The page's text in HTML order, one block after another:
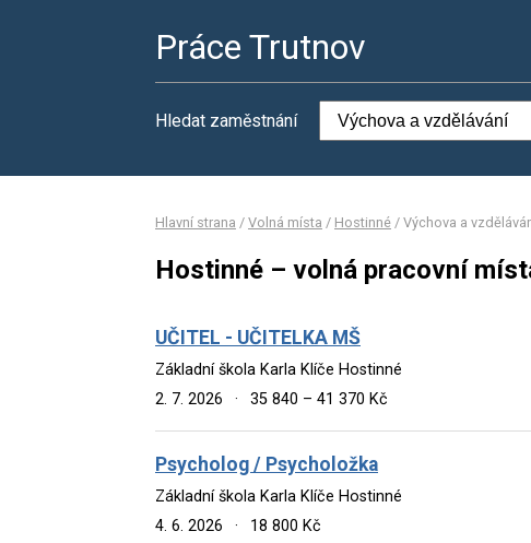
Práce Trutnov
Hledat zaměstnání
Hlavní strana / Volná místa / Hostinné / Výchova a
Hostinné – volná pracovní
UČITEL - UČITELKA MŠ
Základní škola Karla Klíče Hostinné
2. 7. 2026
· 35 840 – 41 370 Kč
Psycholog / Psycholožka
Základní škola Karla Klíče Hostinné
4. 6. 2026
· 18 800 Kč